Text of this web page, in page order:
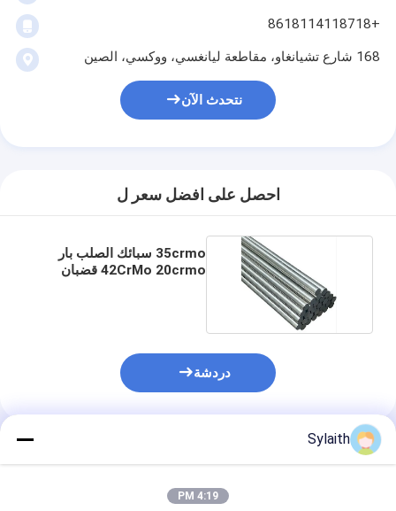
+8618114118718
168 شارع تشيانغاو، مقاطعة ليانغسي، ووكسي، الصين
نتحدث الآن
احصل على افضل سعر ل
35crmo سبائك الصلب بار
42CrMo 20crmo قضبان
دردشة
المنتجات الموصى بها
Sylaith
4:19 PM